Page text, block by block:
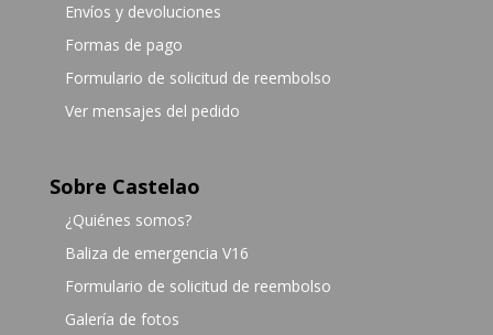
Envíos y devoluciones
Formas de pago
Formulario de solicitud de reembolso
Ver mensajes del pedido
Sobre Castelao
¿Quiénes somos?
Baliza de emergencia V16
Formulario de solicitud de reembolso
Galería de fotos